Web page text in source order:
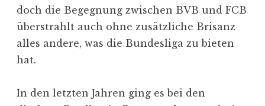
doch die Begegnung zwischen BVB und FCB
überstrahlt auch ohne zusätzliche Brisanz
alles andere, was die Bundesliga zu bieten
hat.
In den letzten Jahren ging es bei den